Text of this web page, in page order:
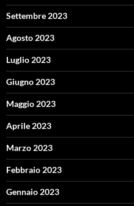
Settembre 2023
Agosto 2023
Luglio 2023
Giugno 2023
Maggio 2023
Aprile 2023
Marzo 2023
Febbraio 2023
Gennaio 2023